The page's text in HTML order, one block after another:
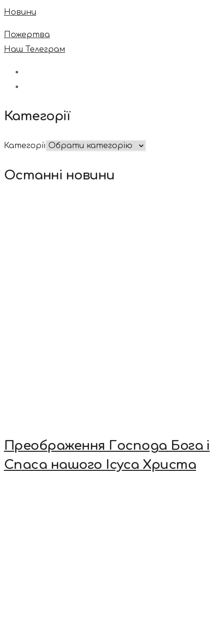
Новини
Пожертва
Наш Телеграм
Категорії
Категорії
Останні новини
Преображення Господа Бога і
Спаса нашого Ісуса Христа